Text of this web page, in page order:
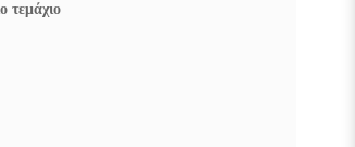
τεμάχιο